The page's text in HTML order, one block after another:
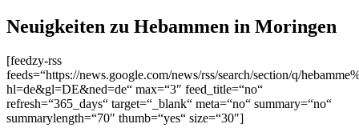
Neuigkeiten zu Hebammen in Moringen
[feedzy-rss
feeds=“https://news.google.com/news/rss/search/section/q/
hl=de&gl=DE&ned=de“ max=“3″ feed_title=“no“
refresh=“365_days“ target=“_blank“ meta=“no“ summary=“no“
summarylength=“70″ thumb=“yes“ size=“30″]